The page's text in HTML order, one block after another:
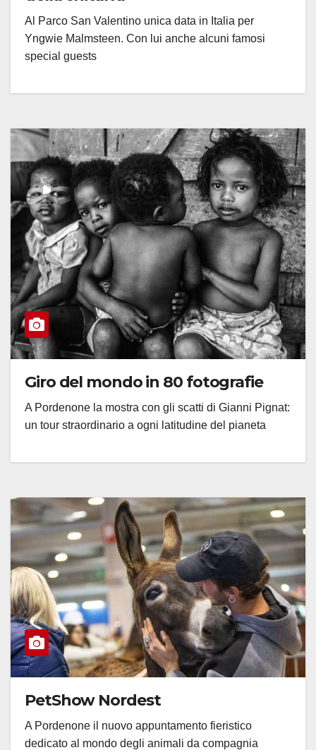
Al Parco San Valentino unica data in Italia per
Yngwie Malmsteen. Con lui anche alcuni famosi
special guests
Giro del mondo in 80 fotografie
A Pordenone la mostra con gli scatti di Gianni Pignat:
un tour straordinario a ogni latitudine del pianeta
PetShow Nordest
A Pordenone il nuovo appuntamento fieristico
dedicato al mondo degli animali da compagnia